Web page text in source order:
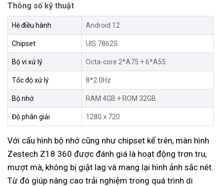
Thông số kỹ thuật
Hệ điều hành Android 12
Chipset UIS 7862S
Bộ vi xử lý Octa-core 2*A75 + 6*A55
Tốc độ xử lý 8*2.0Hz
Bộ nhớ RAM 4GB + ROM 32GB
Độ phân giải 1280 x 720
Với cấu hình bộ nhớ cũng như chipset kể trên, màn hình
Zestech Z18 360 được đánh giá là hoạt động trơn tru,
mượt mà, không bị giật lag và mang lại hình ảnh sắc nét.
Từ đó giúp nâng cao trải nghiệm trong quá trình di